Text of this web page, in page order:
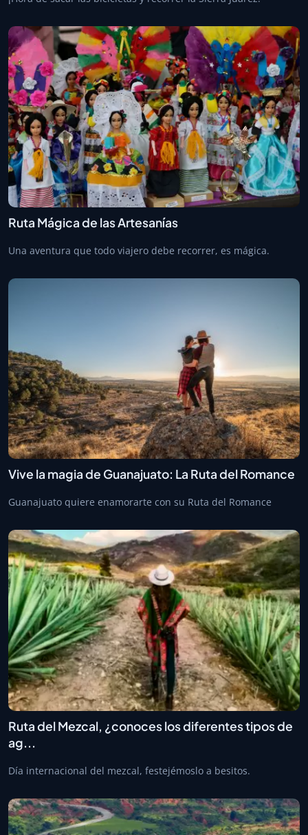
Ruta Mágica de las Artesanías
Una aventura que todo viajero debe recorrer, es mágica.
Vive la magia de Guanajuato: La Ruta del Romance
Guanajuato quiere enamorarte con su Ruta del Romance
Ruta del Mezcal, ¿conoces los diferentes tipos de
ag...
Día internacional del mezcal, festejémoslo a besitos.